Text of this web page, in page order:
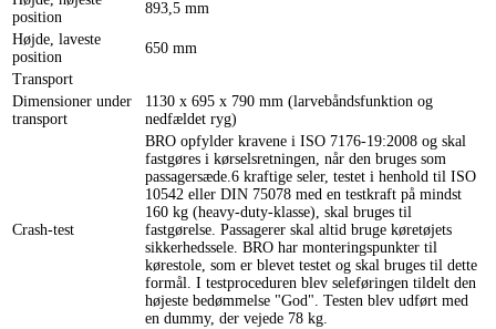
position
893,5 mm
Højde, laveste
position
650 mm
Transport
Dimensioner under
transport
1130 x 695 x 790 mm (larvebåndsfunktion og
nedfældet ryg)
Crash-test
BRO opfylder kravene i ISO 7176-19:2008 og skal
fastgøres i kørselsretningen, når den bruges som
passagersæde.6 kraftige seler, testet i henhold til ISO
10542 eller DIN 75078 med en testkraft på mindst
160 kg (heavy-duty-klasse), skal bruges til
fastgørelse. Passagerer skal altid bruge køretøjets
sikkerhedssele. BRO har monteringspunkter til
kørestole, som er blevet testet og skal bruges til dette
formål. I testproceduren blev seleføringen tildelt den
højeste bedømmelse "God". Testen blev udført med
en dummy, der vejede 78 kg.